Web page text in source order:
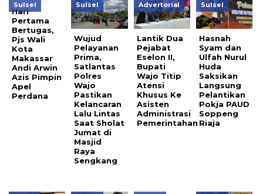
Sulsel
Hari
Pertama
Bertugas,
Pjs Wali
Kota
Makassar
Andi Arwin
Azis Pimpin
Apel
Perdana
Sulsel
Wujud
Pelayanan
Prima,
Satlantas
Polres
Wajo
Pastikan
Kelancaran
Lalu Lintas
Saat Sholat
Jumat di
Masjid
Raya
Sengkang
Advertorial
Lantik Dua
Pejabat
Eselon II,
Bupati
Wajo Titip
Atensi
Khusus Ke
Asisten
Administrasi
Pemerintahan
Sulsel
Hasnah
Syam dan
Ulfah Nurul
Huda
Saksikan
Langsung
Pelantikan
Pokja PAUD
Soppeng
Riaja